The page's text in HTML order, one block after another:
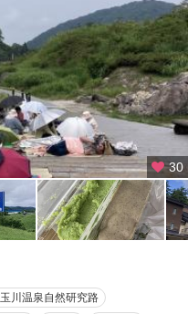
30
玉川温泉自然研究路